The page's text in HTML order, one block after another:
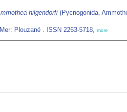
hilgendorfi (Pycnogonida,
Plouzané . ISSN 2263-5718, more